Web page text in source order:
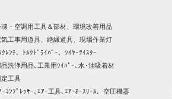
凍・空調用工具＆部材、環境改善用品
気工事用道具、絶縁道具、現場作業灯
ｸﾚﾝﾁ、ﾄﾙｸﾄﾞﾗｲﾊﾞｰ、ﾜｲﾔｰﾂｲｽﾀｰ
品洗浄用品､工業用ﾜｲﾊﾟｰ､水･油吸着材
定工具
ｰｺﾝﾌﾟﾚｯｻｰ､ｴｱｰ工具､ｴｱｰﾎｰｽﾘｰﾙ、空圧機器